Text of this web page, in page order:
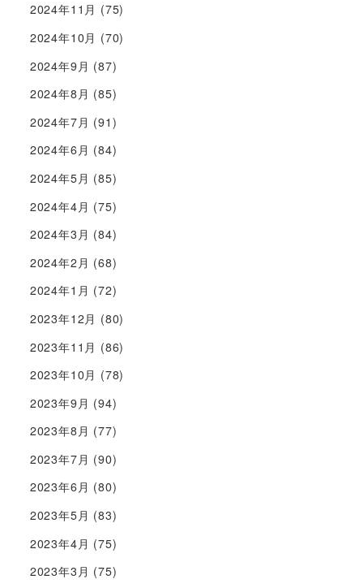
2024年11月 (75)
2024年10月 (70)
2024年9月 (87)
2024年8月 (85)
2024年7月 (91)
2024年6月 (84)
2024年5月 (85)
2024年4月 (75)
2024年3月 (84)
2024年2月 (68)
2024年1月 (72)
2023年12月 (80)
2023年11月 (86)
2023年10月 (78)
2023年9月 (94)
2023年8月 (77)
2023年7月 (90)
2023年6月 (80)
2023年5月 (83)
2023年4月 (75)
2023年3月 (75)